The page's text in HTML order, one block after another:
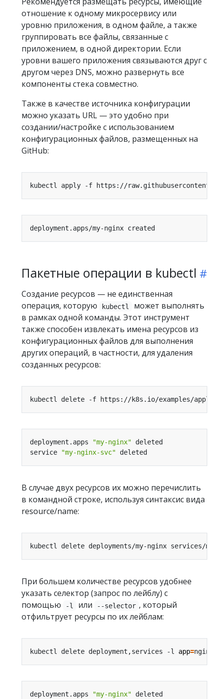
отношение к одному микросервису или
уровню приложения, в одном файле, а также
группировать все файлы, связанные с
приложением, в одной директории. Если
уровни вашего приложения связываются друг с
другом через DNS, можно развернуть все
компоненты стека совместно.
Также в качестве источника конфигурации
можно указать URL — это удобно при
создании/настройке с использованием
конфигурационных файлов, размещенных на
GitHub:
Пакетные операции в kubectl
Создание ресурсов — не единственная
операция, которую
kubectl
может выполнять
в рамках одной команды. Этот инструмент
также способен извлекать имена ресурсов из
конфигурационных файлов для выполнения
других операций, в частности, для удаления
созданных ресурсов:
deployment.apps "my-nginx"
service
"my-nginx-svc"
В случае двух ресурсов их можно перечислить
в командной строке, используя синтаксис вида
resource/name:
При большем количестве ресурсов удобнее
указать селектор (запрос по лейблу) с
помощью
-l или --selector , который
отфильтрует ресурсы по их лейблам:
kubectl delete deployment,services -l app=
deployment.apps "my-nginx"